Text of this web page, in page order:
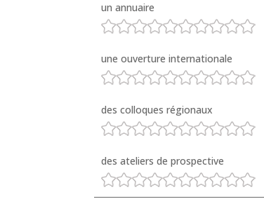
un annuaire
une ouverture internationale
des colloques régionaux
des ateliers de prospective